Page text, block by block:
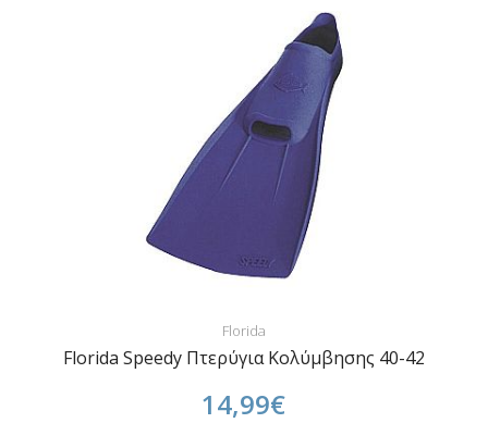
Florida
Florida Speedy Πτερύγια Κολύμβησης 40-42
14,99€